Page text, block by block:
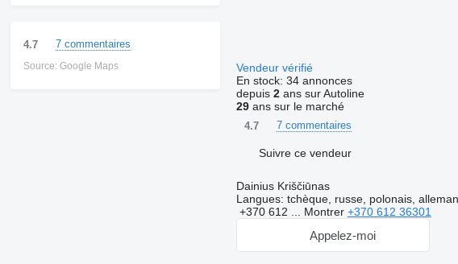
4.7 7 commentaires
Source: Google Maps
Vendeur vérifié
En stock: 34 annonces
depuis 2ans sur Autoline
29ans sur le marché
4.7 7 commentaires
Suivre ce vendeur
Dainius Kriščiūnas
Langues: tchèque, russe, polonais,
+370 612 ... Montrer +370 612 36301
Appelez-moi